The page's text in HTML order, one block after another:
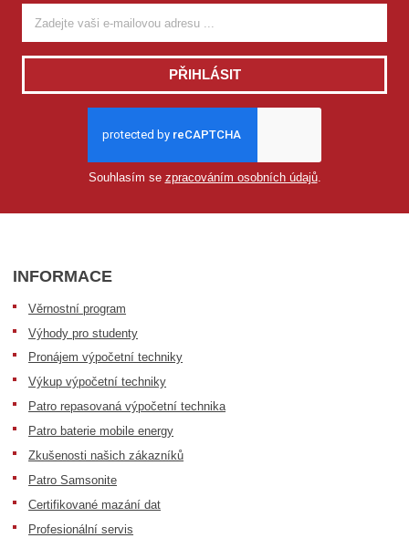
PŘIHLÁSIT
Souhlasím se zpracováním osobních údajů.
INFORMACE
Věrnostní program
Výhody pro studenty
Pronájem výpočetní techniky
Výkup výpočetní techniky
Patro repasovaná výpočetní technika
Patro baterie mobile energy
Zkušenosti našich zákazníků
Patro Samsonite
Certifikované mazání dat
Profesionální servis